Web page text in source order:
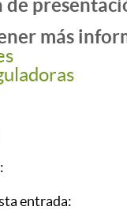
más
entrada: